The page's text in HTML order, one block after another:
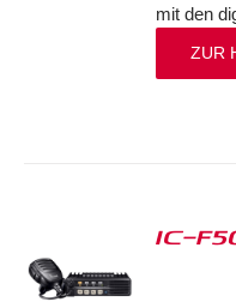
mit den
ZUR
IC-